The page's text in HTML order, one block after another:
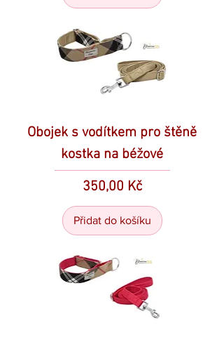
Obojek s vodítkem pro štěně
kostka na béžové
Cena
350,00 Kč
Přidat do košíku